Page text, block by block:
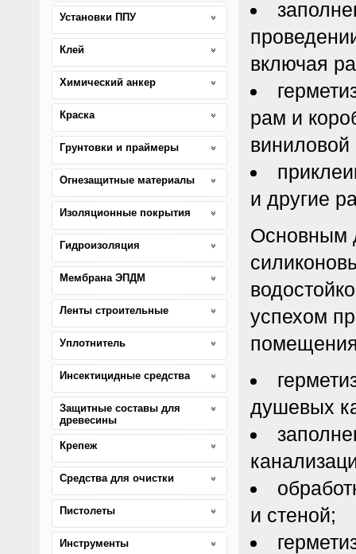
включая
рам и
виниловой
и другие
Основным
успехом
душевых
и стеной;
Установки ППУ
Клей
Химический анкер
Краска
Грунтовки и праймеры
Огнезащитные материалы
Изоляционные покрытия
Гидроизоляция
Мембрана ЭПДМ
Ленты строительные
Уплотнитель
Инсектицидные средства
Защитные составы для
древесины
Крепеж
Средства для очистки
Пистолеты
Инструменты